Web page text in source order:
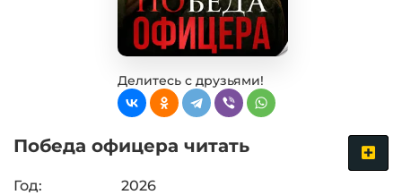
Делитесь с друзьями!
Победа офицера читать
Год:
2026